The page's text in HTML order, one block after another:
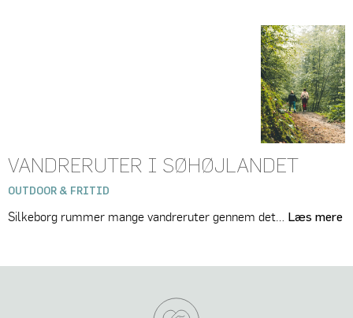
VANDRERUTER I SØHØJLANDET
OUTDOOR & FRITID
Silkeborg rummer mange vandreruter gennem det… Læs mere